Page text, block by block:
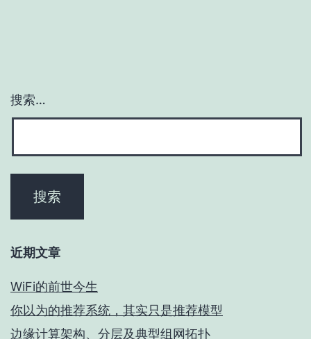
搜索…
近期文章
WiFi的前世今生
你以为的推荐系统，其实只是推荐模型
边缘计算架构、分层及典型组网拓扑